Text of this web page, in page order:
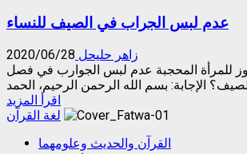
والشوارع
عدم لبس الجراب في الصيف للنساء
زاهر حليحل 2020/06/28
للمرأة المحجبة عدم لبس الجوارب في فصل
اقرأ المزيد
more
عدم
لغة القرآن
القرآن والحديث وعلومهما